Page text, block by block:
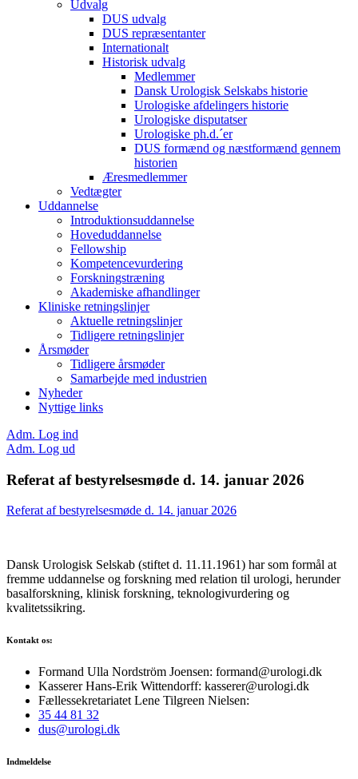
Udvalg
DUS udvalg
DUS repræsentanter
Internationalt
Historisk udvalg
Medlemmer
Dansk Urologisk Selskabs historie
Urologiske afdelingers historie
Urologiske disputatser
Urologiske ph.d.´er
DUS formænd og næstformænd gennem
historien
Æresmedlemmer
Vedtægter
Uddannelse
Introduktionsuddannelse
Hoveduddannelse
Fellowship
Kompetencevurdering
Forskningstræning
Akademiske afhandlinger
Kliniske retningslinjer
Aktuelle retningslinjer
Tidligere retningslinjer
Årsmøder
Tidligere årsmøder
Samarbejde med industrien
Nyheder
Nyttige links
Adm. Log ind
Adm. Log ud
Referat af bestyrelsesmøde d. 14. januar 2026
Referat af bestyrelsesmøde d. 14. januar 2026
Dansk Urologisk Selskab (stiftet d. 11.11.1961) har som formål at
fremme uddannelse og forskning med relation til urologi, herunder
basalforskning, klinisk forskning, teknologivurdering og
kvalitetssikring.
Kontakt os:
Formand Ulla Nordström Joensen: formand@urologi.dk
Kasserer Hans-Erik Wittendorff: kasserer@urologi.dk
Fællessekretariatet Lene Tilgreen Nielsen:
35 44 81 32
dus@urologi.dk
Indmeldelse